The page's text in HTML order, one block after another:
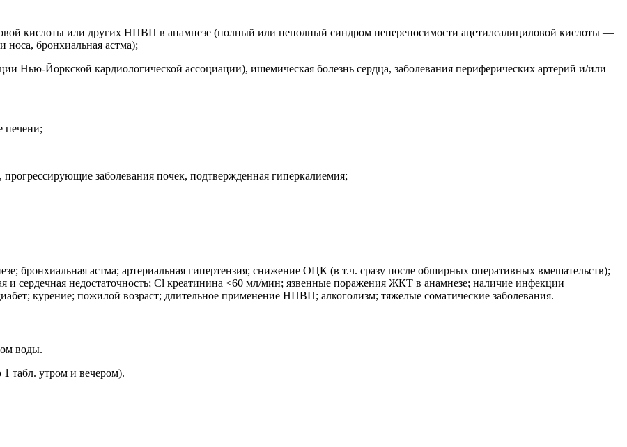
кислоты или других НПВП в анамнезе (полный или неполный синдром непереносимости ацетилсалициловой кислоты —
бронхиальная астма);
Нью-Йоркской кардиологической ассоциации), ишемическая болезнь сердца, заболевания периферических артерий и/или
печени;
заболевания почек, подтвержденная гиперкалиемия;
бронхиальная астма; артериальная гипертензия; снижение ОЦК (в т.ч. сразу после обширных оперативных вмешательств);
и сердечная недостаточность; Cl креатинина <60 мл/мин; язвенные поражения ЖКТ в анамнезе; наличие инфекции
курение; пожилой возраст; длительное применение НПВП; алкоголизм; тяжелые соматические заболевания.
воды.
табл. утром и вечером).